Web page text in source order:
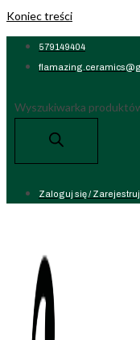
Koniec treści
579149404
Wyszukiwarka
Zaloguj się /